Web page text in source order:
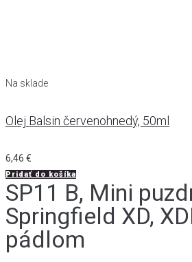
Na sklade
Olej Balsin červenohnedý, 50ml
6,46 €
Pridať do košíka
SP11 B, Mini
Springfield XD,
pádlom